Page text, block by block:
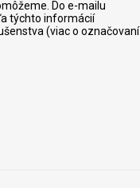
Do e-mailu
týchto informácií
(viac o označovaní